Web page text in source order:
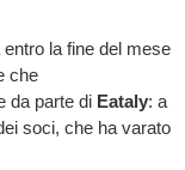
la fine del mese
che
da parte di Eataly: a
soci, che ha varato